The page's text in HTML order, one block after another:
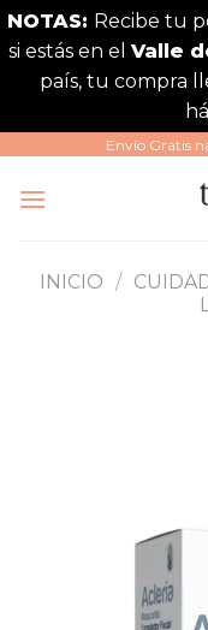
NOTAS: Recibe tu
si estás en el Valle
país, tu compra
contenido
Envío Gratis
INICIO /